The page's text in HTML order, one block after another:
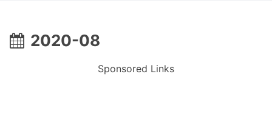
2020-08
Sponsored Links